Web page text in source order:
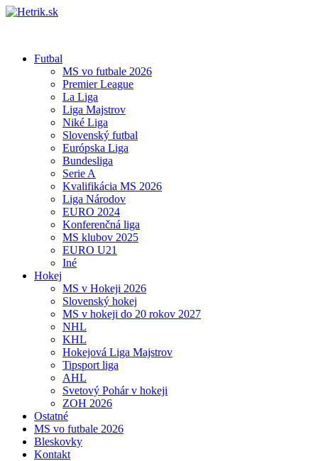
Futbal
MS vo futbale 2026
Premier League
La Liga
Liga Majstrov
Niké Liga
Slovenský futbal
Európska Liga
Bundesliga
Serie A
Kvalifikácia MS 2026
Liga Národov
EURO 2024
Konferenčná liga
MS klubov 2025
EURO U21
Iné
Hokej
MS v Hokeji 2026
Slovenský hokej
MS v hokeji do 20 rokov 2027
NHL
KHL
Hokejová Liga Majstrov
Tipsport liga
AHL
Svetový Pohár v hokeji
ZOH 2026
Ostatné
MS vo futbale 2026
Bleskovky
Kontakt